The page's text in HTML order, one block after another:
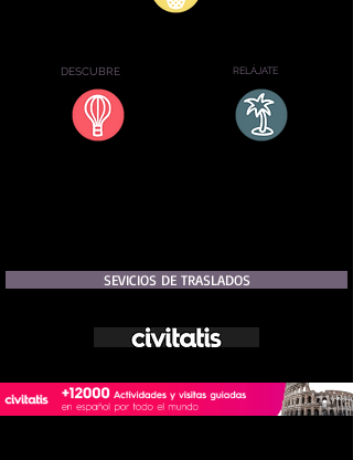
DESCUBRE RELÁJATE
SEVICIOS DE TRASLADOS